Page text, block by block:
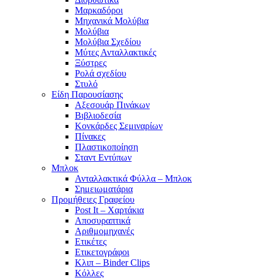
Μαρκαδόροι
Μηχανικά Μολύβια
Μολύβια
Μολύβια Σχεδίου
Μύτες Ανταλλακτικές
Ξύστρες
Ρολά σχεδίου
Στυλό
Είδη Παρουσίασης
Αξεσουάρ Πινάκων
Βιβλιοδεσία
Κονκάρδες Σεμιναρίων
Πίνακες
Πλαστικοποίηση
Σταντ Εντύπων
Μπλοκ
Ανταλλακτικά Φύλλα – Μπλοκ
Σημειωματάρια
Προμήθειες Γραφείου
Post It – Χαρτάκια
Αποσυραπτικά
Αριθμομηχανές
Ετικέτες
Ετικετογράφοι
Κλιπ – Binder Clips
Κόλλες